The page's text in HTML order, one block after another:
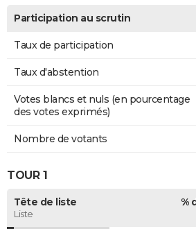
Participation au scrutin
Taux de participation
Taux d'abstention
Votes blancs et nuls (en pourcentage
des votes exprimés)
Nombre de votants
TOUR 1
Tête de liste
Liste
%